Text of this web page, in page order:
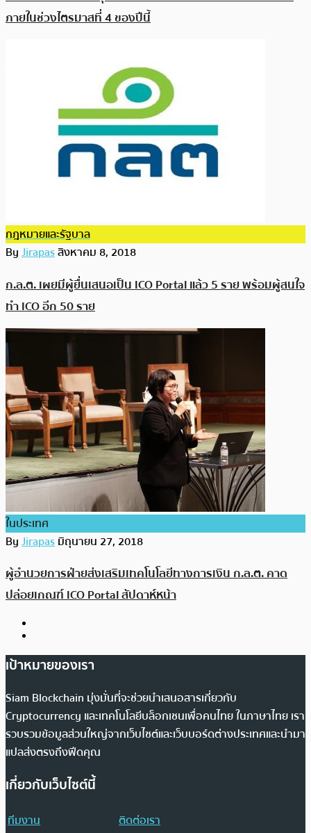
ภายในช่วงไตรมาสที่ 4 ของปีนี้
กฎหมายและรัฐบาล
ByJirapasสิงหาคม 8, 2018
ก.ล.ต. เผยมีผู้ยื่นเสนอเป็น ICO Portal แล้ว 5 ราย พร้อมผู้สนใจ
ทำ ICO อีก 50 ราย
ในประเทศ
ByJirapasมิถุนายน 27, 2018
ผู้อำนวยการฝ่ายส่งเสริมเทคโนโลยีทางการเงิน ก.ล.ต. คาด
ปล่อยเกณฑ์ ICO Portal สัปดาห์หน้า
เป้าหมายของเรา
Siam Blockchain มุ่งมั่นที่จะช่วยนำเสนอสารเกี่ยวกับ
Cryptocurrency และเทคโนโลยีบล็อกเชนเพื่อคนไทย ในภาษาไทย เรา
รวบรวมข้อมูลส่วนใหญ่จากเว็บไซต์และเว็บบอร์ดต่างประเทศและนำมา
แปลส่งตรงถึงฟีดคุณ
เกี่ยวกับเว็บไซต์นี้
ทีมงาน
ติดต่อเรา